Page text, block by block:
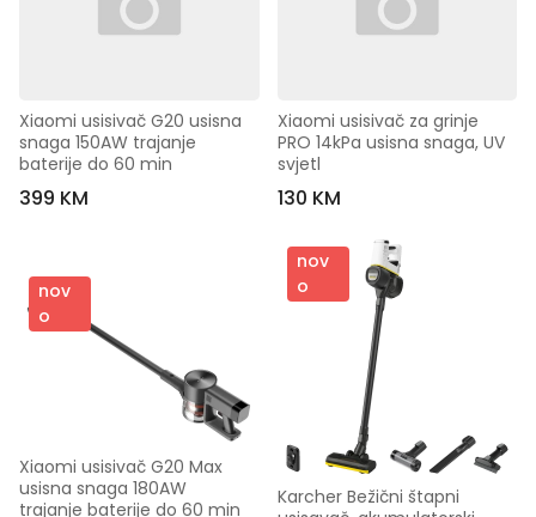
Xiaomi usisivač G20 usisna
snaga 150AW trajanje
baterije do 60 min
399 KM
Xiaomi usisivač za grinje
PRO 14kPa usisna snaga, UV
svjetl
130 KM
nov
o
Xiaomi usisivač G20 Max
usisna snaga 180AW
trajanje baterije do 60 min
nov
o
Karcher Bežični štapni